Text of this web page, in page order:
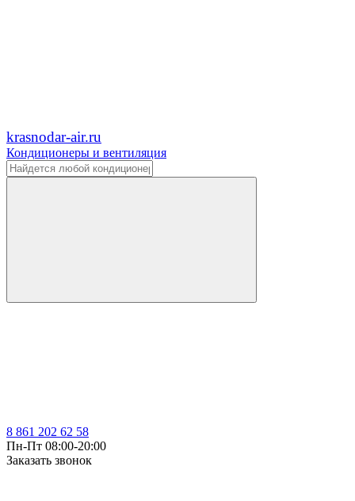
krasnodar-air.ru
Кондиционеры и вентиляция
8 861 202 62 58
Пн-Пт 08:00-20:00
Заказать звонок